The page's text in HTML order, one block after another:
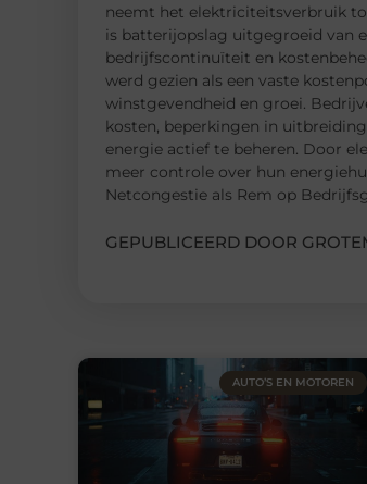
neemt het elektriciteitsverbruik
is batterijopslag uitgegroeid van
bedrijfscontinuïteit en
werd gezien als een vaste
winstgevendheid en groei.
kosten, beperkingen in
energie actief te beheren. Door
meer controle over hun
Netcongestie als Rem op
GEPUBLICEERD DOOR
AUTO’S EN MOTOREN